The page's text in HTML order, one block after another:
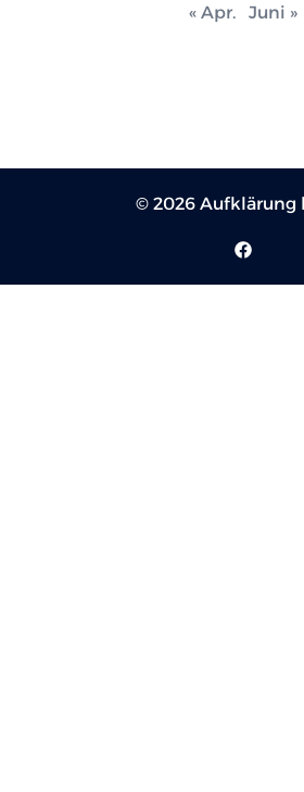
« Apr.
Juni »
© 2026 Aufklärung